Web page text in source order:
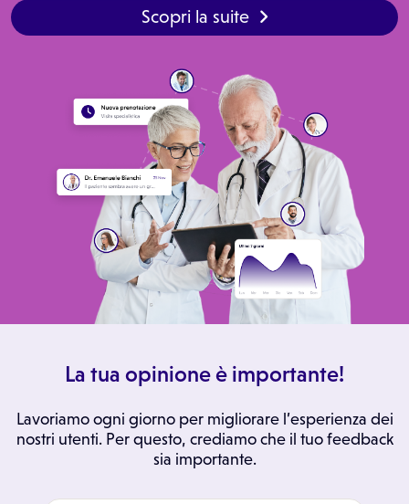
Scopri la suite
La tua opinione è importante!
Lavoriamo ogni giorno per migliorare l’esperienza dei
nostri utenti. Per questo, crediamo che il tuo feedback
sia importante.